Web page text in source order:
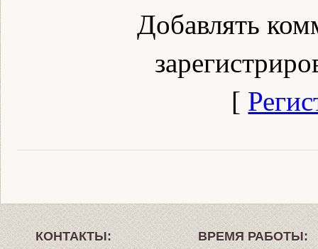
Добавлять
[
КОНТАКТЫ: ВРЕМЯ РАБОТЫ: